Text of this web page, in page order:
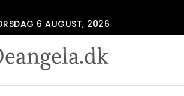
6 AUGUST, 2026